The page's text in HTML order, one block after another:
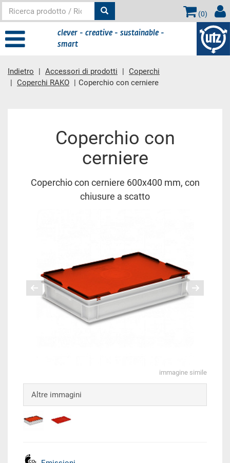
(0)
clever - creative - sustainable -
smart
Indietro Accessori di prodotti
Coperchi
Coperchi RAKO
Coperchio con cerniere
Coperchio con
cerniere
Coperchio con cerniere 600x400 mm, con
chiusure a scatto
immagine simile
Altre immagini